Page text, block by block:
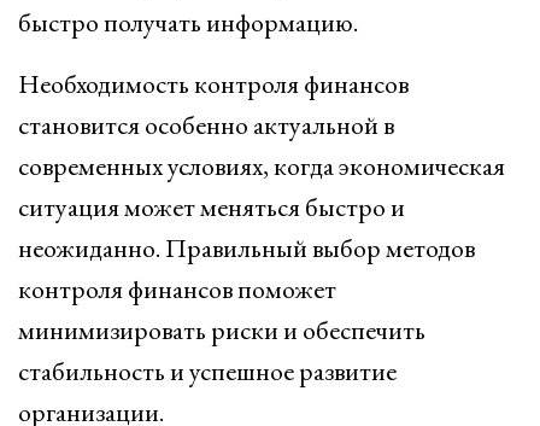
быстро получать информацию.
Необходимость контроля финансов
становится особенно актуальной в
современных условиях, когда экономическая
ситуация может меняться быстро и
неожиданно. Правильный выбор методов
контроля финансов поможет
минимизировать риски и обеспечить
стабильность и успешное развитие
организации.